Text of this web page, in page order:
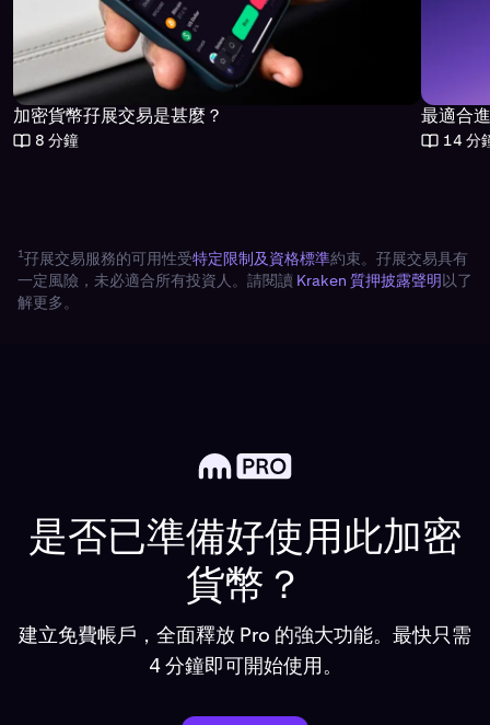
加密貨幣孖展交易是甚麼？
8 分鐘
最適合
14 分
1孖展交易服務的可用性受特定限制及資格標準約束。孖展交易具有
一定風險，未必適合所有投資人。請閱讀 Kraken 質押披露聲明以了
解更多。
是否已準備好使用此加密
貨幣？
建立免費帳戶，全面釋放 Pro 的強大功能。最快只需
4 分鐘即可開始使用。